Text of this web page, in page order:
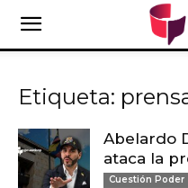
Etiqueta:
Abelardo
ataca la
Cuestión Poder